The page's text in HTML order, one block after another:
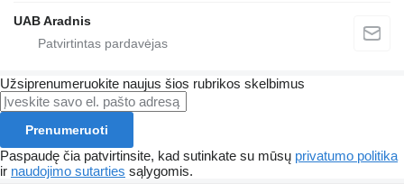
UAB Aradnis
Užsiprenumeruokite naujus šios rubrikos skelbimus
Prenumeruoti
Paspaudę čia patvirtinsite, kad sutinkate su mūsų privatumo politika
ir naudojimo sutarties sąlygomis.